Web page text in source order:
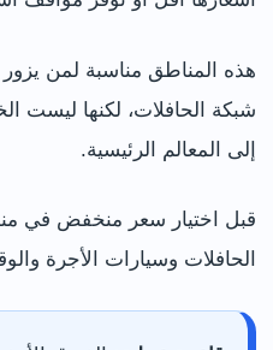
هذه المناطق مناسبة لمن
شبكة الحافلات، لكنها ليست
إلى المعالم الرئيسية.
قبل اختيار سعر منخفض في
الحافلات وسيارات الأجرة